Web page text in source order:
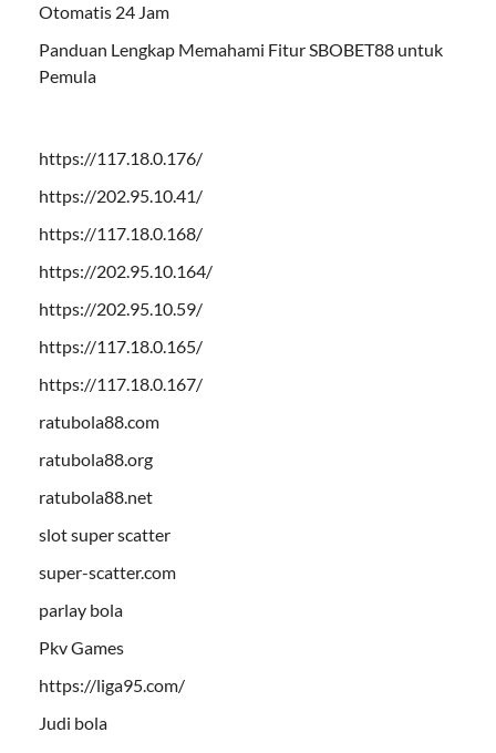
Otomatis 24 Jam
Panduan Lengkap Memahami Fitur SBOBET88 untuk
Pemula
https://117.18.0.176/
https://202.95.10.41/
https://117.18.0.168/
https://202.95.10.164/
https://202.95.10.59/
https://117.18.0.165/
https://117.18.0.167/
ratubola88.com
ratubola88.org
ratubola88.net
slot super scatter
super-scatter.com
parlay bola
Pkv Games
https://liga95.com/
Judi bola